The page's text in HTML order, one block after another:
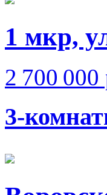
1 мкр,
2 700 000
3-